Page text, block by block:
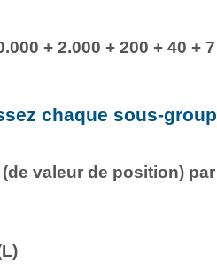
+ 2.000 + 200 + 40 + 7
chaque sous-
valeur de position)